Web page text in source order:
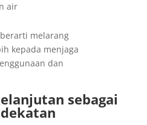
air
melarang
kepada menjaga
dan
sebagai